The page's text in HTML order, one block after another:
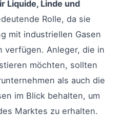
Liquide, Linde und
Rolle, da sie
mit industriellen Gasen
verfügen. Anleger, die in
möchten, sollten
als auch die
im Blick behalten, um
Marktes zu erhalten.